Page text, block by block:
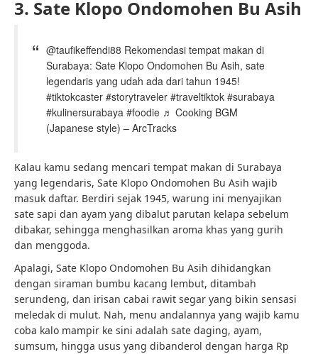
3. Sate Klopo Ondomohen Bu Asih
@taufikeffendi88 Rekomendasi tempat makan di
Surabaya: Sate Klopo Ondomohen Bu Asih, sate
legendaris yang udah ada dari tahun 1945!
#tiktokcaster #storytraveler #traveltiktok #surabaya
#kulinersurabaya #foodie ♬ Cooking BGM
(Japanese style) – ArcTracks
Kalau kamu sedang mencari tempat makan di Surabaya
yang legendaris, Sate Klopo Ondomohen Bu Asih wajib
masuk daftar. Berdiri sejak 1945, warung ini menyajikan
sate sapi dan ayam yang dibalut parutan kelapa sebelum
dibakar, sehingga menghasilkan aroma khas yang gurih
dan menggoda.
Apalagi, Sate Klopo Ondomohen Bu Asih dihidangkan
dengan siraman bumbu kacang lembut, ditambah
serundeng, dan irisan cabai rawit segar yang bikin sensasi
meledak di mulut. Nah, menu andalannya yang wajib kamu
coba kalo mampir ke sini adalah sate daging, ayam,
sumsum, hingga usus yang dibanderol dengan harga Rp